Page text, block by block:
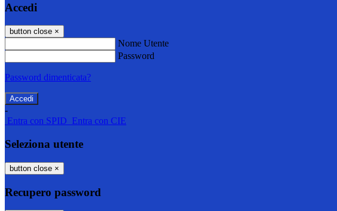
Accedi
button close ×
Nome Utente
Password
Password dimenticata?
-
Entra con SPID Entra con CIE
Seleziona utente
button close ×
Recupero password